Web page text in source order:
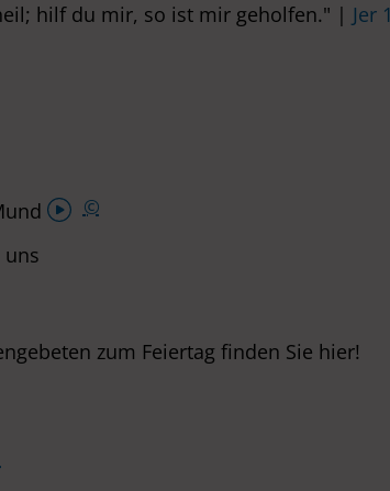
hilf du mir, so ist mir geholfen." | Jer
Audio-
©
uns
zum Feiertag finden Sie hier!